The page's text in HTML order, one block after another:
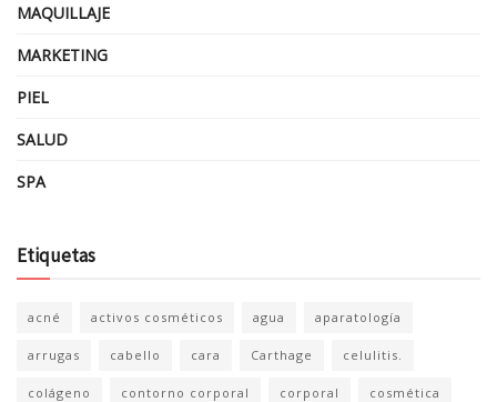
MAQUILLAJE
MARKETING
PIEL
SALUD
SPA
Etiquetas
acné activos cosméticos agua aparatología
arrugas cabello cara Carthage celulitis.
colágeno contorno corporal corporal cosmética